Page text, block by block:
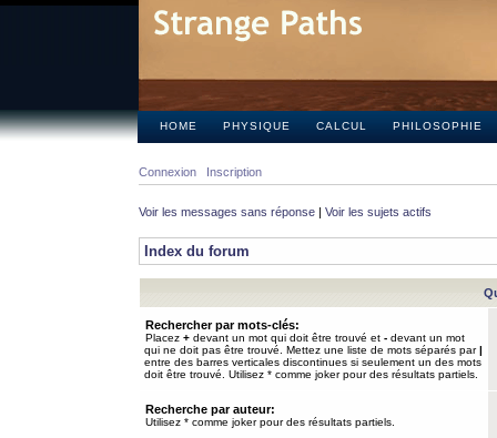
HOME PHYSIQUE CALCUL PHILOSOPHIE
Connexion Inscription
Voir les messages sans réponse | Voir les sujets actifs
Index du forum
Rechercher par mots-clés:
Placez + devant un mot qui doit être trouvé et - devant un mot
qui ne doit pas être trouvé. Mettez une liste de mots séparés par|
entre des barres verticales discontinues si seulement un des mots
doit être trouvé. Utilisez * comme joker pour des résultats partiels.
Recherche par auteur:
Utilisez * comme joker pour des résultats partiels.